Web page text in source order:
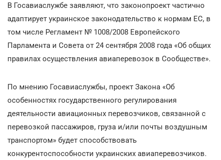
В Госавиаслужбе заявляют, что законопроект частично
адаптирует украинское законодательство к нормам ЕС, в
том числе Регламент № 1008/2008 Европейского
Парламента и Совета от 24 сентября 2008 года «Об общих
правилах осуществления авиаперевозок в Сообществе».
По мнению Госавиаслужбы, проект Закона «Об
особенностях государственного регулирования
деятельности авиационных перевозчиков, связанной с
перевозкой пассажиров, груза и/или почты воздушным
транспортом» будет способствовать
конкурентоспособности украинских авиаперевозчиков.